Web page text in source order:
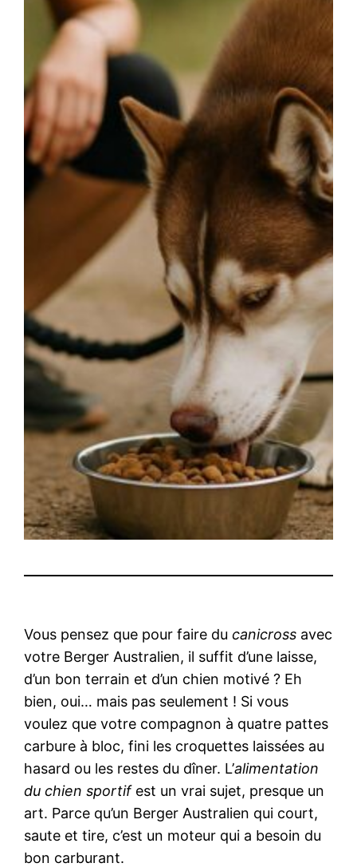
Vous pensez que pour faire ducanicross avec
votre Berger Australien, il suffit d’une laisse,
d’un bon terrain et d’un chien motivé ? Eh
bien, oui… mais pas seulement ! Si vous
voulez que votre compagnon à quatre pattes
carbure à bloc, fini les croquettes laissées au
hasard ou les restes du dîner. L’alimentation
du chien sportifest un vrai sujet, presque un
art. Parce qu’un Berger Australien qui court,
saute et tire, c’est un moteur qui a besoin du
bon carburant.